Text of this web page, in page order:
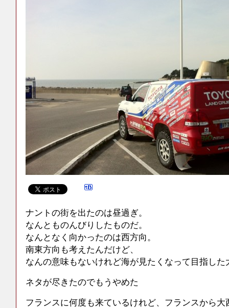
ナントの街を出たのは昼過ぎ。
なんとものんびりしたものだ。
なんとなく向かったのは西方向。
南東方向も考えたんだけど、
なんの意味もないけれど海が見たくなって目指した
ネタが尽きたのでもうやめた
フランスに何度も来ているけれど、フランスから